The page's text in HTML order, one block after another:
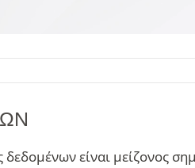
είναι μείζονος